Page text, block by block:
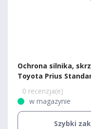
Ochrona silnika,
Toyota Prius
0 recenzja(e)
w magazynie
Szybki